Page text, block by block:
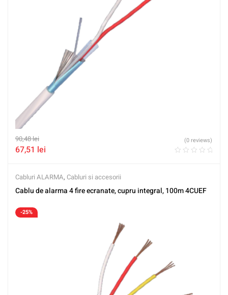
90,48lei
67,51 lei
(0 reviews)
Cabluri ALARMA, Cabluri si accesorii
Cablu de alarma 4 fire ecranate, cupru integral, 100m 4CUEF
-25%